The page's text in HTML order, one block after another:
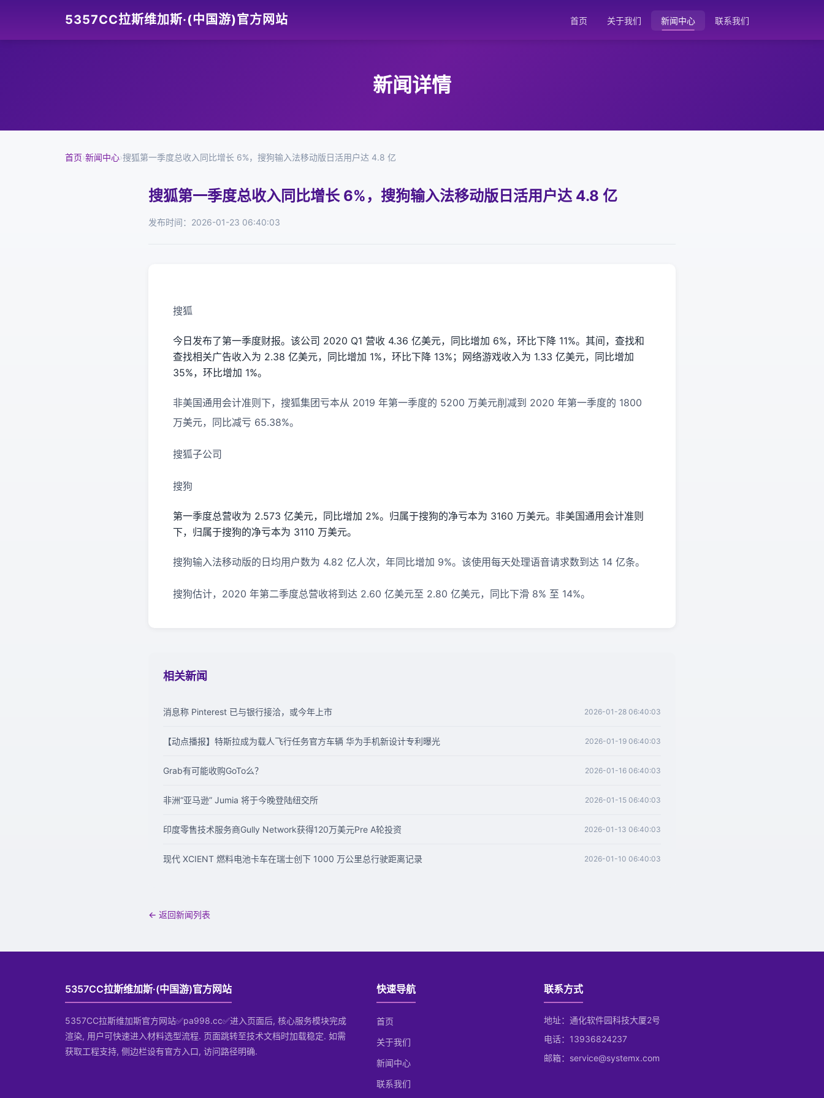
5357CC拉斯维加斯·(中国游)官方网站 首页 关于我们 新闻中心 联系我们
新闻详情
首页›新闻中心›搜狐第一季度总收入同比增长 6%，搜狗输入法移动版日活用户达 4.8 亿
搜狐第一季度总收入同比增长 6%，搜狗输入法移动版日活用户达 4.8 亿
发布时间：2026-01-23 06:40:03
搜狐
今日发布了第一季度财报。该公司 2020 Q1 营收 4.36 亿美元，同比增加 6%，环比下降 11%。其间，查找和
查找相关广告收入为 2.38 亿美元，同比增加 1%，环比下降 13%；网络游戏收入为 1.33 亿美元，同比增加
35%，环比增加 1%。
非美国通用会计准则下，搜狐集团亏本从 2019 年第一季度的 5200 万美元削减到 2020 年第一季度的 1800
万美元，同比减亏 65.38%。
搜狐子公司
搜狗
第一季度总营收为 2.573 亿美元，同比增加 2%。归属于搜狗的净亏本为 3160 万美元。非美国通用会计准则
下，归属于搜狗的净亏本为 3110 万美元。
搜狗输入法移动版的日均用户数为 4.82 亿人次，年同比增加 9%。该使用每天处理语音请求数到达 14 亿条。
搜狗估计，2020 年第二季度总营收将到达 2.60 亿美元至 2.80 亿美元，同比下滑 8% 至 14%。
相关新闻
消息称 Pinterest 已与银行接洽，或今年上市 2026-01-28 06:40:03
【动点播报】特斯拉成为载人飞行任务官方车辆 华为手机新设计专利曝光 2026-01-19 06:40:03
Grab有可能收购GoTo么？ 2026-01-16 06:40:03
非洲“亚马逊” Jumia 将于今晚登陆纽交所 2026-01-15 06:40:03
印度零售技术服务商Gully Network获得120万美元Pre A轮投资 2026-01-13 06:40:03
现代 XCIENT 燃料电池卡车在瑞士创下 1000 万公里总行驶距离记录 2026-01-10 06:40:03
← 返回新闻列表
5357CC拉斯维加斯·(中国游)官方网站
5357CC拉斯维加斯官方网站✅pa998.cc✅进入页面后, 核心服务模块完成
渲染, 用户可快速进入材料选型流程. 页面跳转至技术文档时加载稳定. 如需
获取工程支持, 侧边栏设有官方入口, 访问路径明确.
快速导航
首页
关于我们
新闻中心
联系我们
联系方式
地址：通化软件园科技大厦2号
电话：13936824237
邮箱：service@systemx.com